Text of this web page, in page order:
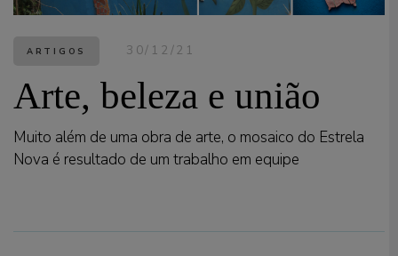
ARTIGOS 30/12/21
Arte, beleza e união
Muito além de uma obra de arte, o mosaico do Estrela
Nova é resultado de um trabalho em equipe